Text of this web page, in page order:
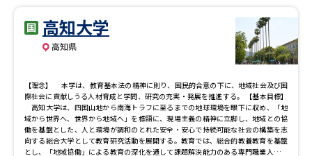
高知大学
高知県
【理念】 本学は、教育基本法の精神に則り、国民的合意の下に、地域社会及び国
際社会に貢献しうる人材育成と学問、研究の充実・発展を推進する。 【基本目標】
高知大学は、四国山地から南海トラフに至るまでの地球環境を眼下に収め、「地
域から世界へ、世界から地域へ」を標語に、現場主義の精神に立脚し、地域との協
働を基盤とした、人と環境が調和のとれた安全・安心で持続可能な社会の構築を志
向する総合大学として教育研究活動を展開する。教育では、総合的教養教育を基盤
とし、「地域協働」による教育の深化を通して課題解決能力のある専門職業人を養